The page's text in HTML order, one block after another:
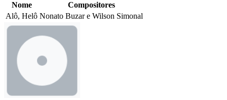
Nome
Compositores
Alô, Helô Nonato Buzar e Wilson Simonal